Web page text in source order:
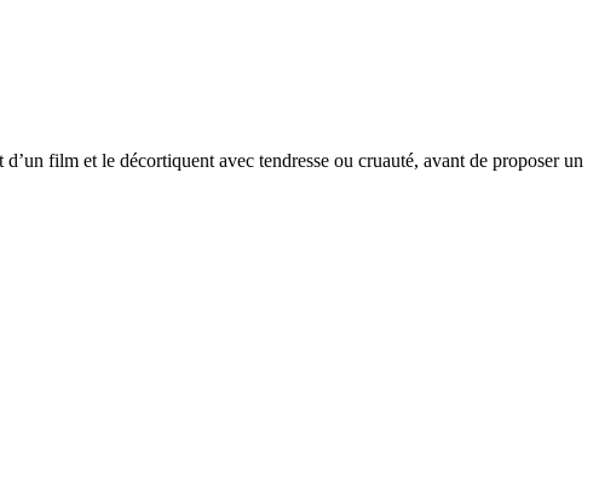
film et le décortiquent avec tendresse ou cruauté, avant de proposer un